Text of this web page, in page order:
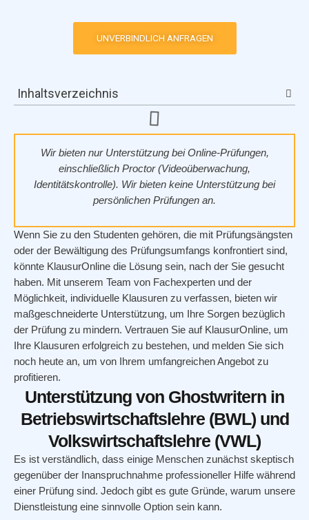
UNVERBINDLICH ANFRAGEN
Inhaltsverzeichnis
Wir bieten nur Unterstützung bei Online-Prüfungen,
einschließlich Proctor (Videoüberwachung,
Identitätskontrolle). Wir bieten keine Unterstützung bei
persönlichen Prüfungen an.
Wenn Sie zu den Studenten gehören, die mit Prüfungsängsten
oder der Bewältigung des Prüfungsumfangs konfrontiert sind,
könnte KlausurOnline die Lösung sein, nach der Sie gesucht
haben. Mit unserem Team von Fachexperten und der
Möglichkeit, individuelle Klausuren zu verfassen, bieten wir
maßgeschneiderte Unterstützung, um Ihre Sorgen bezüglich
der Prüfung zu mindern. Vertrauen Sie auf KlausurOnline, um
Ihre Klausuren erfolgreich zu bestehen, und melden Sie sich
noch heute an, um von Ihrem umfangreichen Angebot zu
profitieren.
Unterstützung von Ghostwritern in
Betriebswirtschaftslehre (BWL) und
Volkswirtschaftslehre (VWL)
Es ist verständlich, dass einige Menschen zunächst skeptisch
gegenüber der Inanspruchnahme professioneller Hilfe während
einer Prüfung sind. Jedoch gibt es gute Gründe, warum unsere
Dienstleistung eine sinnvolle Option sein kann.